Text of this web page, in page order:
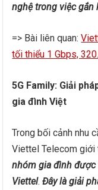
nghệ trong việc gắn
=> Bài liên quan:
tối thiểu 1 Gbps,
5G Family: Giải
gia đình Việt
Trong bối cảnh nhu
Viettel Telecom giới
nhóm gia đình
Viettel.Đây là giải